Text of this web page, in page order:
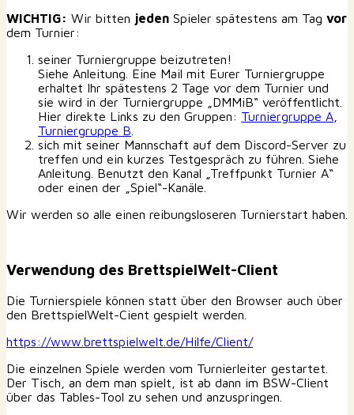
WICHTIG: Wir bitten jeden Spieler spätestens am Tag vor
dem Turnier:
seiner Turniergruppe beizutreten!
Siehe Anleitung. Eine Mail mit Eurer Turniergruppe
erhaltet Ihr spätestens 2 Tage vor dem Turnier und
sie wird in der Turniergruppe „DMMiB“ veröffentlicht.
Hier direkte Links zu den Gruppen: Turniergruppe A
Turniergruppe B
sich mit seiner Mannschaft auf dem Discord-Server zu
treffen und ein kurzes Testgespräch zu führen. Siehe
Anleitung. Benutzt den Kanal „Treffpunkt Turnier A“
oder einen der „Spiel“-Kanäle.
Wir werden so alle einen reibungsloseren Turnierstart haben.
Verwendung des BrettspielWelt-Client
Die Turnierspiele können statt über den Browser auch über
den BrettspielWelt-Cient gespielt werden.
https://www.brettspielwelt.de/Hilfe/Client/
Die einzelnen Spiele werden vom Turnierleiter gestartet.
Der Tisch, an dem man spielt, ist ab dann im BSW-Client
über das Tables-Tool zu sehen und anzuspringen.